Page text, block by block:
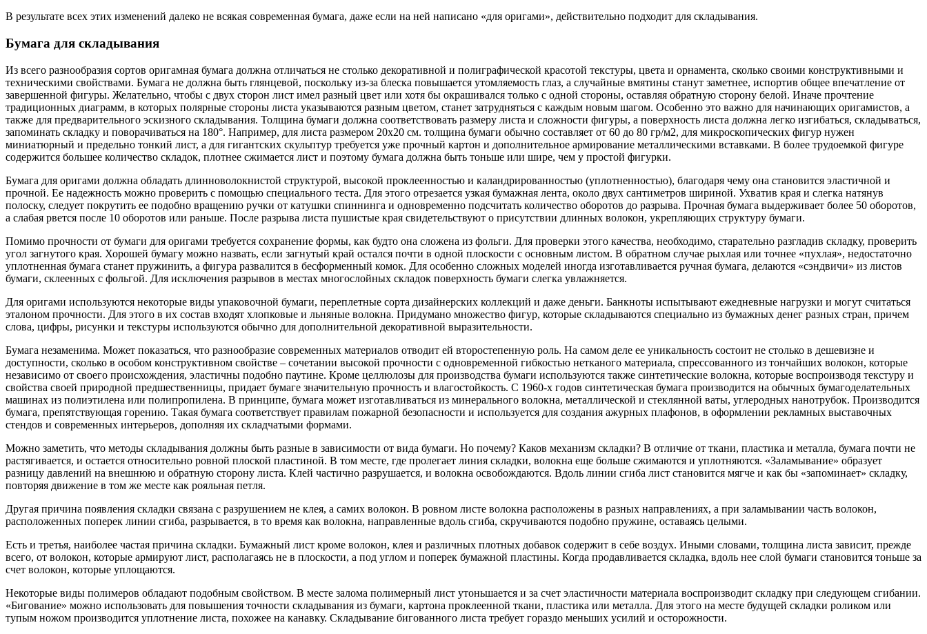
В результате всех этих изменений далеко не всякая современная бумага, даже если на ней написано «для оригами», действительно подходит для складывания.
Бумага для складывания
Из всего разнообразия сортов оригамная бумага должна отличаться не столько декоративной и полиграфической красотой текстуры, цвета и орнамента, сколько своими конструктивными и
техническими свойствами. Бумага не должна быть глянцевой, поскольку из-за блеска повышается утомляемость глаз, а случайные вмятины станут заметнее, испортив общее впечатление от
завершенной фигуры. Желательно, чтобы с двух сторон лист имел разный цвет или хотя бы окрашивался только с одной стороны, оставляя обратную сторону белой. Иначе прочтение
традиционных диаграмм, в которых полярные стороны листа указываются разным цветом, станет затрудняться с каждым новым шагом. Особенно это важно для начинающих оригамистов, а
также для предварительного эскизного складывания. Толщина бумаги должна соответствовать размеру листа и сложности фигуры, а поверхность листа должна легко изгибаться, складываться,
запоминать складку и поворачиваться на 180°. Например, для листа размером 20х20 см. толщина бумаги обычно составляет от 60 до 80 гр/м2, для микроскопических фигур нужен
миниатюрный и предельно тонкий лист, а для гигантских скульптур требуется уже прочный картон и дополнительное армирование металлическими вставками. В более трудоемкой фигуре
содержится большее количество складок, плотнее сжимается лист и поэтому бумага должна быть тоньше или шире, чем у простой фигурки.
Бумага для оригами должна обладать длинноволокнистой структурой, высокой проклеенностью и каландрированностью (уплотненностью), благодаря чему она становится эластичной и
прочной. Ее надежность можно проверить с помощью специального теста. Для этого отрезается узкая бумажная лента, около двух сантиметров шириной. Ухватив края и слегка натянув
полоску, следует покрутить ее подобно вращению ручки от катушки спиннинга и одновременно подсчитать количество оборотов до разрыва. Прочная бумага выдерживает более 50 оборотов,
а слабая рвется после 10 оборотов или раньше. После разрыва листа пушистые края свидетельствуют о присутствии длинных волокон, укрепляющих структуру бумаги.
Помимо прочности от бумаги для оригами требуется сохранение формы, как будто она сложена из фольги. Для проверки этого качества, необходимо, старательно разгладив складку, проверить
угол загнутого края. Хорошей бумагу можно назвать, если загнутый край остался почти в одной плоскости с основным листом. В обратном случае рыхлая или точнее «пухлая», недостаточно
уплотненная бумага станет пружинить, а фигура развалится в бесформенный комок. Для особенно сложных моделей иногда изготавливается ручная бумага, делаются «сэндвичи» из листов
бумаги, склеенных с фольгой. Для исключения разрывов в местах многослойных складок поверхность бумаги слегка увлажняется.
Для оригами используются некоторые виды упаковочной бумаги, переплетные сорта дизайнерских коллекций и даже деньги. Банкноты испытывают ежедневные нагрузки и могут считаться
эталоном прочности. Для этого в их состав входят хлопковые и льняные волокна. Придумано множество фигур, которые складываются специально из бумажных денег разных стран, причем
слова, цифры, рисунки и текстуры используются обычно для дополнительной декоративной выразительности.
Бумага незаменима. Может показаться, что разнообразие современных материалов отводит ей второстепенную роль. На самом деле ее уникальность состоит не столько в дешевизне и
доступности, сколько в особом конструктивном свойстве – сочетании высокой прочности с одновременной гибкостью нетканого материала, спрессованного из тончайших волокон, которые
независимо от своего происхождения, эластичны подобно паутине. Кроме целлюлозы для производства бумаги используются также синтетические волокна, которые воспроизводя текстуру и
свойства своей природной предшественницы, придает бумаге значительную прочность и влагостойкость. С 1960-х годов синтетическая бумага производится на обычных бумагоделательных
машинах из полиэтилена или полипропилена. В принципе, бумага может изготавливаться из минерального волокна, металлической и стеклянной ваты, углеродных нанотрубок. Производится
бумага, препятствующая горению. Такая бумага соответствует правилам пожарной безопасности и используется для создания ажурных плафонов, в оформлении рекламных выставочных
стендов и современных интерьеров, дополняя их складчатыми формами.
Можно заметить, что методы складывания должны быть разные в зависимости от вида бумаги. Но почему? Каков механизм складки? В отличие от ткани, пластика и металла, бумага почти не
растягивается, и остается относительно ровной плоской пластиной. В том месте, где пролегает линия складки, волокна еще больше сжимаются и уплотняются. «Заламывание» образует
разницу давлений на внешнюю и обратную сторону листа. Клей частично разрушается, и волокна освобождаются. Вдоль линии сгиба лист становится мягче и как бы «запоминает» складку,
повторяя движение в том же месте как рояльная петля.
Другая причина появления складки связана с разрушением не клея, а самих волокон. В ровном листе волокна расположены в разных направлениях, а при заламывании часть волокон,
расположенных поперек линии сгиба, разрывается, в то время как волокна, направленные вдоль сгиба, скручиваются подобно пружине, оставаясь целыми.
Есть и третья, наиболее частая причина складки. Бумажный лист кроме волокон, клея и различных плотных добавок содержит в себе воздух. Иными словами, толщина листа зависит, прежде
всего, от волокон, которые армируют лист, располагаясь не в плоскости, а под углом и поперек бумажной пластины. Когда продавливается складка, вдоль нее слой бумаги становится тоньше за
счет волокон, которые уплощаются.
Некоторые виды полимеров обладают подобным свойством. В месте залома полимерный лист утоньшается и за счет эластичности материала воспроизводит складку при следующем сгибании.
«Бигование» можно использовать для повышения точности складывания из бумаги, картона проклеенной ткани, пластика или металла. Для этого на месте будущей складки роликом или
тупым ножом производится уплотнение листа, похожее на канавку. Складывание бигованного листа требует гораздо меньших усилий и осторожности.